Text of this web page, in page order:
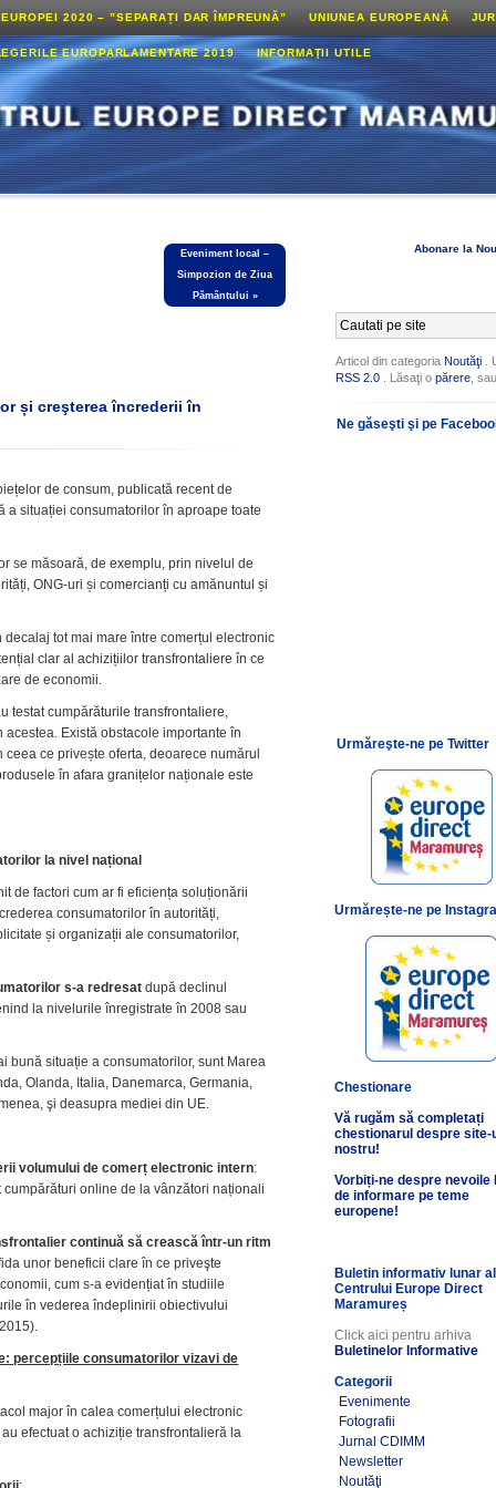
2020 – ”SEPARAȚI DAR ÎMPREUNĂ” UNIUNEA EUROPEANĂ
EUROPARLAMENTARE 2019 INFORMAŢII UTILE
Eveniment local –
Simpozion de Ziua
Pământului »
și creşterea încrederii în
de consum, publicată recent de
a situației consumatorilor în aproape toate
se măsoară, de exemplu, prin nivelul de
ONG-uri și comercianți cu amănuntul și
tot mai mare între comerțul electronic
clar al achizițiilor transfrontaliere în ce
de economii.
testat cumpărăturile transfrontaliere,
Există obstacole importante în
ce privește oferta, deoarece numărul
în afara granițelor naționale este
la nivel național
de factori cum ar fi eficiența soluționării
consumatorilor în autorități,
și organizații ale consumatorilor,
s-a redresatdupă declinul
la nivelurile înregistrate în 2008 sau
bună situație a consumatorilor, sunt Marea
Olanda, Italia, Danemarca, Germania,
şi deasupra mediei din UE.
volumului de comerț electronic intern:
online de la vânzători naționali
continuă să crească într-un ritm
unor beneficii clare în ce priveşte
cum s-a evidențiat în studiile
în vederea îndeplinirii obiectivului
percepțiile consumatorilor vizavi de
major în calea comerțului electronic
efectuat o achiziție transfrontalieră la
Abonare la
Articol din categoriaNoutăţi .
RSS 2.0 . Lăsaţi opărere ,
Ne găseşti şi pe
Urmăreşte-ne pe Twitter
Urmărește-ne pe
Chestionare
Vă rugăm să completați
chestionarul despre site-
nostru!
Vorbiți-ne despre nevoile
de informare pe teme
europene!
Buletin informativ lunar al
Centrului Europe Direct
Maramureș
Click aici pentru arhiva
Buletinelor Informative
Categorii
Evenimente
Fotografii
Jurnal CDIMM
Newsletter
Noutăţi